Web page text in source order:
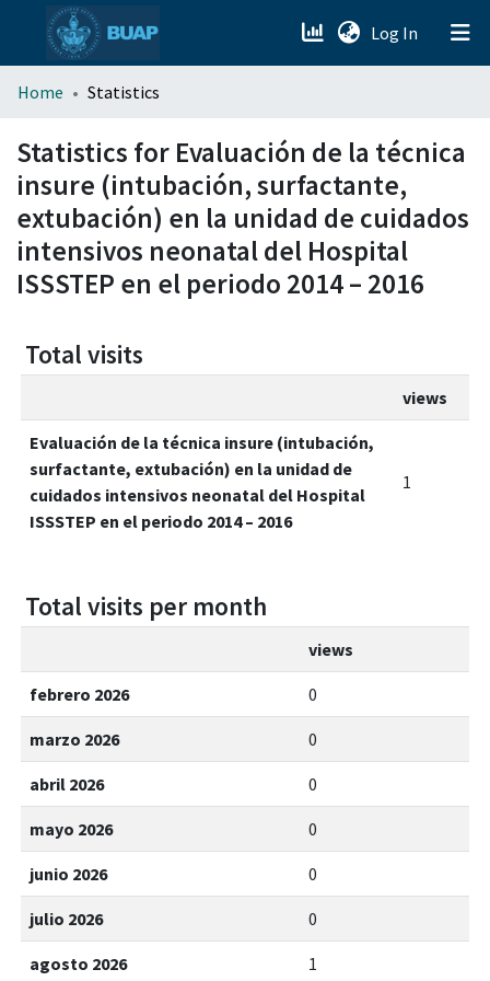
Log In (current)
menu.section.about_menu
All of DSpace
Home Statistics
Statistics for Evaluación de la técnica
insure (intubación, surfactante,
extubación) en la unidad de cuidados
intensivos neonatal del Hospital
ISSSTEP en el periodo 2014 – 2016
Total visits
views
Evaluación de la técnica insure (intubación,
surfactante, extubación) en la unidad de
cuidados intensivos neonatal del Hospital
ISSSTEP en el periodo 2014 – 2016
1
Total visits per month
views
febrero 2026 0
marzo 2026 0
abril 2026 0
mayo 2026 0
junio 2026 0
julio 2026 0
agosto 2026 1